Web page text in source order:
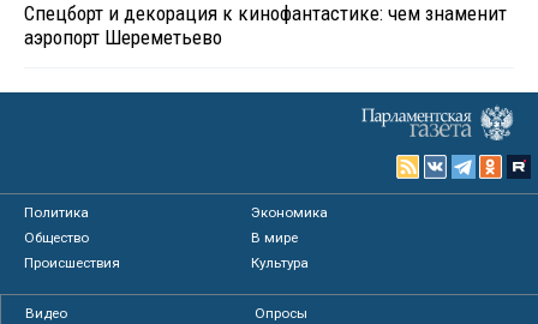
Спецборт и декорация к кинофантастике: чем знаменит
аэропорт Шереметьево
Политика
Экономика
Общество
В мире
Происшествия
Культура
Видео
Опросы